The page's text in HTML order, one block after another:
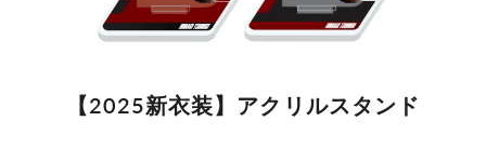
【2025新衣装】アクリルスタンド